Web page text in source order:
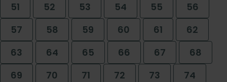
51
52 53 54 55
56
57
58 59 60 61
62
63
64 65 66 67
68
69
70 71 72 73
74